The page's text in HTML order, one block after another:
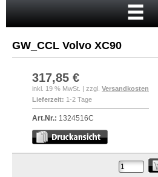
Mein Konto
Neukunde?
Kasse
Anmelden
GW_CCL Volvo XC90
317,85 €
inkl. 19 % MwSt. | zzgl. Versandkosten
Lieferzeit: 1-2 Tage
Art.Nr.: 1324516C